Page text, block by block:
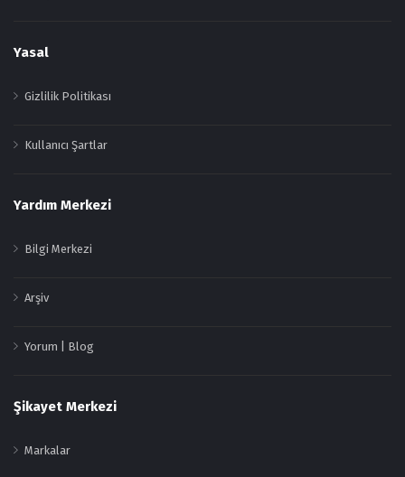
Yasal
Gizlilik Politikası
Kullanıcı Şartlar
Yardım Merkezi
Bilgi Merkezi
Arşiv
Yorum | Blog
Şikayet Merkezi
Markalar